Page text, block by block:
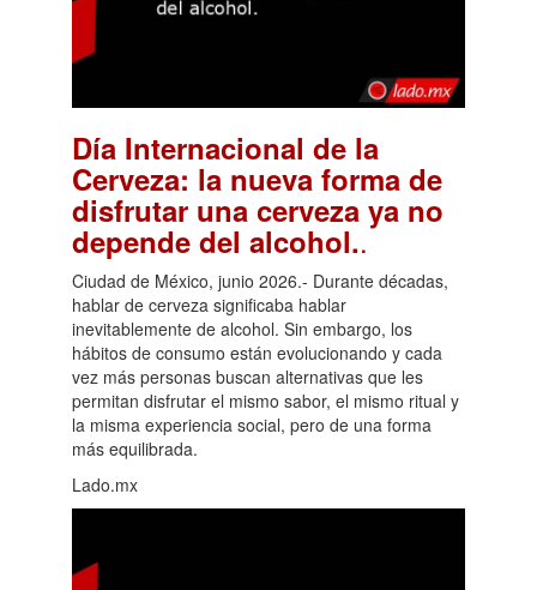
Día Internacional de la
Cerveza: la nueva forma de
disfrutar una cerveza ya no
depende del alcohol..
Ciudad de México, junio 2026.- Durante décadas,
hablar de cerveza significaba hablar
inevitablemente de alcohol. Sin embargo, los
hábitos de consumo están evolucionando y cada
vez más personas buscan alternativas que les
permitan disfrutar el mismo sabor, el mismo ritual y
la misma experiencia social, pero de una forma
más equilibrada.
Lado.mx